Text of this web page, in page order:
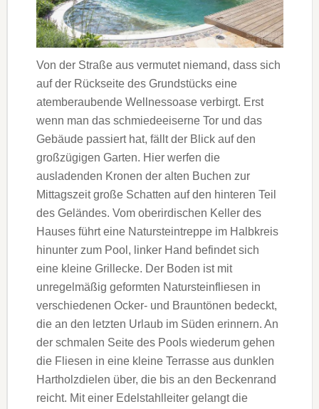
Von der Straße aus vermutet niemand, dass sich
auf der Rückseite des Grundstücks eine
atemberaubende Wellnessoase verbirgt. Erst
wenn man das schmiedeeiserne Tor und das
Gebäude passiert hat, fällt der Blick auf den
großzügigen Garten. Hier werfen die
ausladenden Kronen der alten Buchen zur
Mittagszeit große Schatten auf den hinteren Teil
des Geländes. Vom oberirdischen Keller des
Hauses führt eine Natursteintreppe im Halbkreis
hinunter zum Pool, linker Hand befindet sich
eine kleine Grillecke. Der Boden ist mit
unregelmäßig geformten Natursteinfliesen in
verschiedenen Ocker- und Brauntönen bedeckt,
die an den letzten Urlaub im Süden erinnern. An
der schmalen Seite des Pools wiederum gehen
die Fliesen in eine kleine Terrasse aus dunklen
Hartholzdielen über, die bis an den Beckenrand
reicht. Mit einer Edelstahlleiter gelangt die